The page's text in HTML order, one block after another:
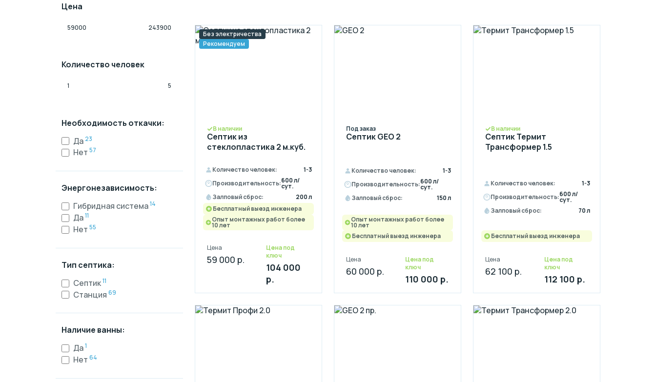
Цена
Количество человек
Необходимость откачки:
Да 23
Нет 57
Энергонезависимость:
Гибридная система14
Да11
Нет 55
Тип септика:
Септик11
Станция 69
Наличие ванны:
Да1
Нет 64
Без электричества
Рекомендуем
В наличии
Септик из
стеклопластика 2 м.куб.
Количество человек:
1-3
Производительность:600 л/
сут.
Залповый сброс:
200 л
Бесплатный выезд инженера
Опыт монтажных работ более
10 лет
Цена
59 000 р.
Цена под
ключ
104 000
р.
Под заказ
Септик GEO 2
Количество человек:
1-3
Производительность:600 л/
сут.
Залповый сброс:
150 л
Опыт монтажных работ более
10 лет
Бесплатный выезд инженера
Цена
60 000 р.
Цена под
ключ
110 000 р.
В наличии
Септик Термит
Трансформер 1.5
Количество человек:
1-3
Производительность:600 л/
сут.
Залповый сброс:
70 л
Бесплатный выезд инженера
Цена
62 100 р.
Цена под
ключ
112 100 р.